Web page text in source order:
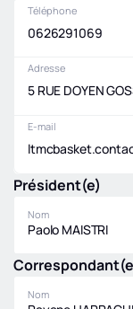
Téléphone
0626291069
Adresse
5 RUE DOYEN
E-mail
Président(e)
Nom
Paolo MAISTRI
Nom